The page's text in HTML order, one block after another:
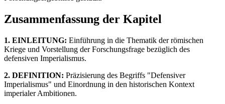
Zusammenfassung der Kapitel
1. EINLEITUNG: Einführung in die Thematik der römischen
Kriege und Vorstellung der Forschungsfrage bezüglich des
defensiven Imperialismus.
2. DEFINITION: Präzisierung des Begriffs "Defensiver
Imperialismus" und Einordnung in den historischen Kontext
imperialer Ambitionen.